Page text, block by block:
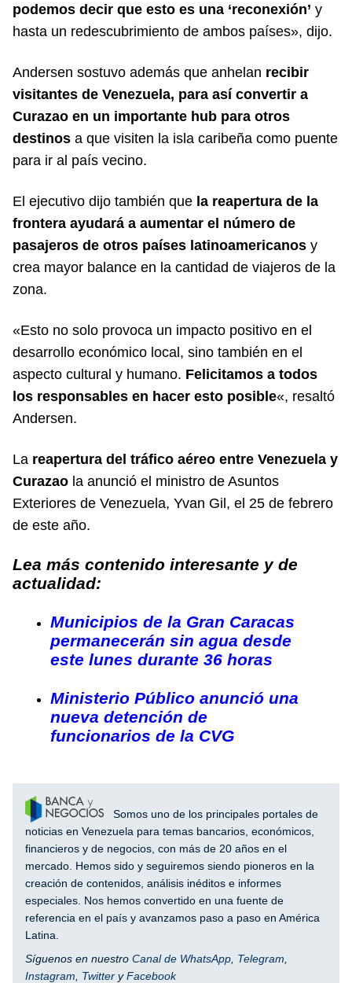
podemos decir que esto es una ‘reconexión’ y
hasta un redescubrimiento de ambos países», dijo.
Andersen sostuvo además que anhelan recibir
visitantes de Venezuela, para así convertir a
Curazao en un importante hub para otros
destinos a que visiten la isla caribeña como puente
para ir al país vecino.
El ejecutivo dijo también que la reapertura de la
frontera ayudará a aumentar el número de
pasajeros de otros países latinoamericanos y
crea mayor balance en la cantidad de viajeros de la
zona.
«Esto no solo provoca un impacto positivo en el
desarrollo económico local, sino también en el
aspecto cultural y humano. Felicitamos a todos
los responsables en hacer esto posible«, resaltó
Andersen.
La reapertura del tráfico aéreo entre Venezuela y
Curazao la anunció el ministro de Asuntos
Exteriores de Venezuela, Yvan Gil, el 25 de febrero
de este año.
Lea más contenido interesante y de
actualidad:
Municipios de la Gran Caracas
permanecerán sin agua desde
este lunes durante 36 horas
Ministerio Público anunció una
nueva detención de
funcionarios de la CVG
Somos uno de los principales portales de
noticias en Venezuela para temas bancarios, económicos,
financieros y de negocios, con más de 20 años en el
mercado. Hemos sido y seguiremos siendo pioneros en la
creación de contenidos, análisis inéditos e informes
especiales. Nos hemos convertido en una fuente de
referencia en el país y avanzamos paso a paso en América
Latina.
Síguenos en nuestro Canal de WhatsApp Telegram
Instagram
Twitter yFacebook